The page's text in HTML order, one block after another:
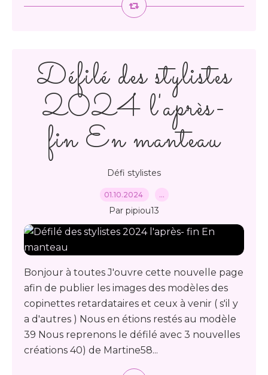
Défilé des stylistes
2024 l'après-
fin En manteau
Défi stylistes
01.10.2024 …
Par pipiou13
Bonjour à toutes J'ouvre cette nouvelle page
afin de publier les images des modèles des
copinettes retardataires et ceux à venir ( s'il y
a d'autres ) Nous en étions restés au modèle
39 Nous reprenons le défilé avec 3 nouvelles
créations 40) de Martine58...